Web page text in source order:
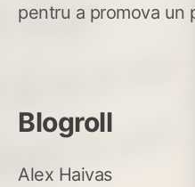
pentru a promova un
Blogroll
Alex Haivas